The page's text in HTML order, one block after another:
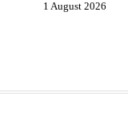
1 August 2026